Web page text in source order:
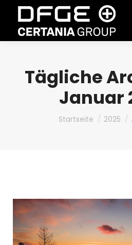
Tägliche
Januar
Du bist hier:
Startseite 2025